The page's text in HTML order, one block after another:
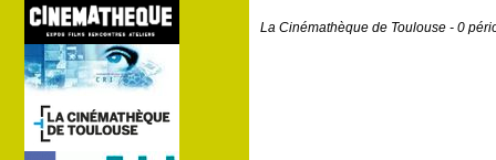
La Cinémathèque de Toulouse - 0